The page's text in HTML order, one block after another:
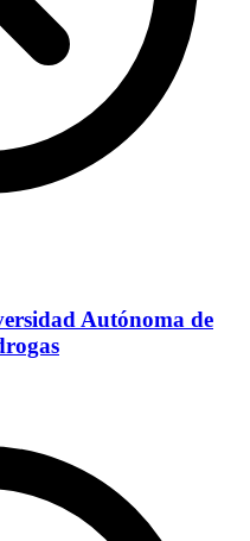
Autónoma de